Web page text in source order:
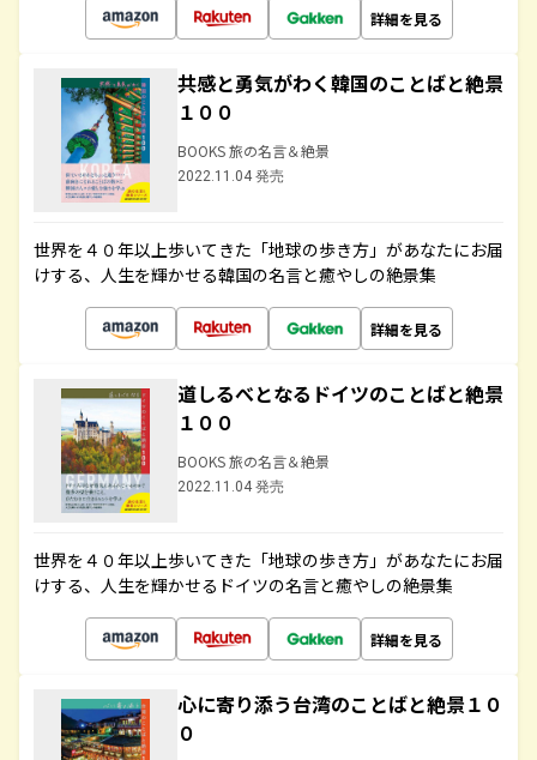
詳細を見る
共感と勇気がわく韓国のことばと絶景
１００
BOOKS 旅の名言＆絶景
2022.11.04 発売
世界を４０年以上歩いてきた「地球の歩き方」があなたにお届
けする、人生を輝かせる韓国の名言と癒やしの絶景集
詳細を見る
道しるべとなるドイツのことばと絶景
１００
BOOKS 旅の名言＆絶景
2022.11.04 発売
世界を４０年以上歩いてきた「地球の歩き方」があなたにお届
けする、人生を輝かせるドイツの名言と癒やしの絶景集
詳細を見る
心に寄り添う台湾のことばと絶景１０
０